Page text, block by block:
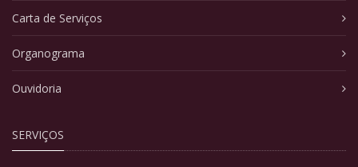
Carta de Serviços
Organograma
Ouvidoria
SERVIÇOS